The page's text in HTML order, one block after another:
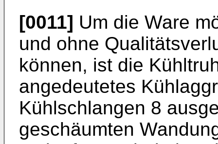
[0011] Um die Ware
und ohne
können, ist die
angedeutetes
Kühlschlangen 8
geschäumten